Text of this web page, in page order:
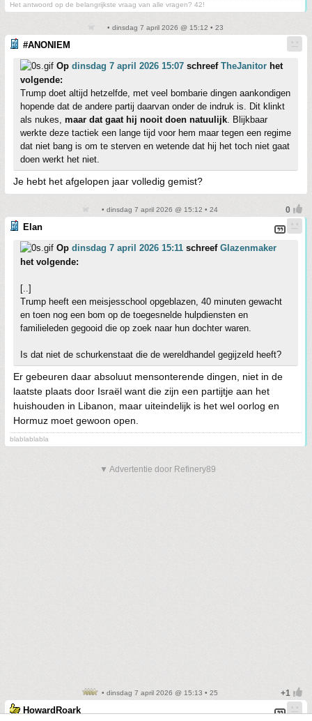
Het antwoord op de belangrijkste vraag van alle vragen? 42!
• dinsdag 7 april 2026 @ 15:12 • 23
#ANONIEM
Op dinsdag 7 april 2026 15:07 schreef TheJanitor het
volgende:
Trump doet altijd hetzelfde, met veel bombarie dingen aankondigen
hopende dat de andere partij daarvan onder de indruk is. Dit klinkt
als nukes, maar dat gaat hij nooit doen natuulijk. Blijkbaar
werkte deze tactiek een lange tijd voor hem maar tegen een regime
dat niet bang is om te sterven en wetende dat hij het toch niet gaat
doen werkt het niet.
Je hebt het afgelopen jaar volledig gemist?
• dinsdag 7 april 2026 @ 15:12 • 24
Elan
Op dinsdag 7 april 2026 15:11 schreef Glazenmaker
het volgende:
[..]
Trump heeft een meisjesschool opgeblazen, 40 minuten gewacht
en toen nog een bom op de toegesnelde hulpdiensten en
familieleden gegooid die op zoek naar hun dochter waren.
Is dat niet de schurkenstaat die de wereldhandel gegijzeld heeft?
Er gebeuren daar absoluut mensonterende dingen, niet in de
laatste plaats door Israël want die zijn een partijtje aan het
huishouden in Libanon, maar uiteindelijk is het wel oorlog en
Hormuz moet gewoon open.
blablablabla
▼ Advertentie door Refinery89
• dinsdag 7 april 2026 @ 15:13 • 25
HowardRoark